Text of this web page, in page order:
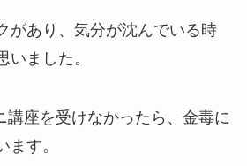
があり、気分が沈んでいる時
いました。
講座を受けなかったら、金毒に
ます。